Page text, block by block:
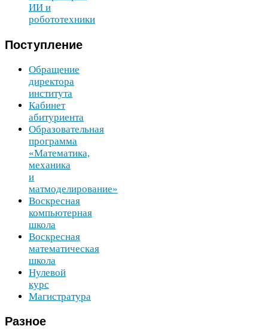
ИИ и
робототехники
Поступление
Обращение
директора
института
Кабинет
абитуриента
Образовательная
программа
«Математика,
механика
и
матмоделирование»
Воскресная
компьютерная
школа
Воскресная
математическая
школа
Нулевой
курс
Магистратура
Разное